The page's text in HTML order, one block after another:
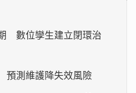
數位孿生建立閉環治
測維護降失效風險